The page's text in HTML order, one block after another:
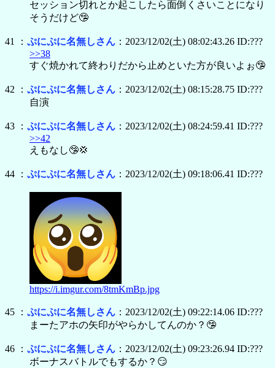
セッション切れとか起こしたら面倒くさいことになり
そうだけど🤥
41 ： ぷにぷに名無しさん ：2023/12/02(土) 08:02:43.26 ID:???
>>38
すぐ焼かれて終わりだから止めといた方が良いよぉ🤥
42 ： ぷにぷに名無しさん ：2023/12/02(土) 08:15:28.75 ID:???
自演
43 ： ぷにぷに名無しさん ：2023/12/02(土) 08:24:59.41 ID:???
>>42
えもなし🤥💢
44 ： ぷにぷに名無しさん ：2023/12/02(土) 09:18:06.41 ID:???
https://i.imgur.com/8tmKmBp.jpg
45 ： ぷにぷに名無しさん ：2023/12/02(土) 09:22:14.06 ID:???
まーたアホの矢印がやらかしてんのか？🤥
46 ： ぷにぷに名無しさん ：2023/12/02(土) 09:23:26.94 ID:???
ボーナスバトルでもするか？😏